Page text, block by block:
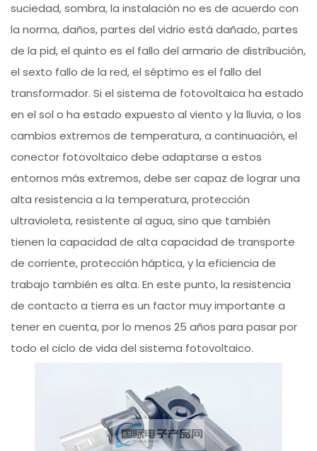
suciedad, sombra, la instalación no es de acuerdo con
la norma, daños, partes del vidrio está dañado, partes
de la pid, el quinto es el fallo del armario de distribución,
el sexto fallo de la red, el séptimo es el fallo del
transformador. Si el sistema de fotovoltaica ha estado
en el sol o ha estado expuesto al viento y la lluvia, o los
cambios extremos de temperatura, a continuación, el
conector fotovoltaico debe adaptarse a estos
entornos más extremos, debe ser capaz de lograr una
alta resistencia a la temperatura, protección
ultravioleta, resistente al agua, sino que también
tienen la capacidad de alta capacidad de transporte
de corriente, protección háptica, y la eficiencia de
trabajo también es alta. En este punto, la resistencia
de contacto a tierra es un factor muy importante a
tener en cuenta, por lo menos 25 años para pasar por
todo el ciclo de vida del sistema fotovoltaico.